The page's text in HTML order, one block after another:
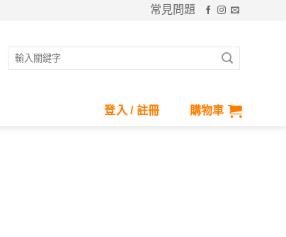
常見問題
搜
登入 / 註冊 購物車